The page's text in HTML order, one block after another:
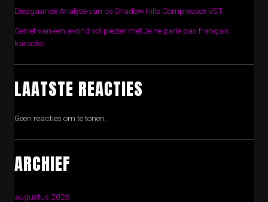
Diepgaande Analyse van de Shadow Hills Compressor VST
Geniet van een avond vol plezier met Je ne parle pas français
karaoke!
LAATSTE REACTIES
Geen reacties om te tonen.
ARCHIEF
augustus 2026